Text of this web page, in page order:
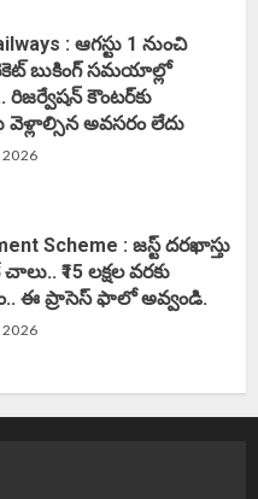
: ఆగస్టు 1 నుంచి
బుకింగ్‌ సమయాల్లో
రిజర్వేషన్ కౌంటర్‌కు
వెళ్లాల్సిన అవసరం లేదు
2026
Scheme : జస్ట్ దరఖాస్తు
₹15 లక్షల వరకు
ఈ ప్రాసెస్ ఫాలో అవ్వండి.
2026